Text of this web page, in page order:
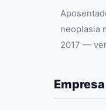
neoplasia
2017 —